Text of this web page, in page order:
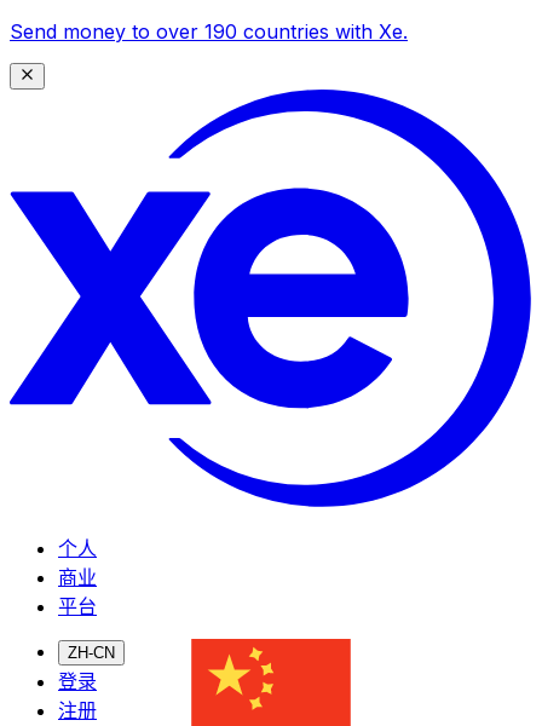
Send money to over 190 countries with Xe.
个人
商业
平台
ZH-CN
登录
注册